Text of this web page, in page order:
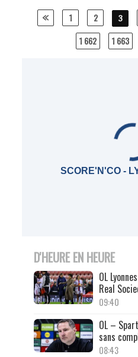
Posts
navigation
1 2 3
1 662 1 663
SCORE'N'CO -
D'HEURE EN HEURE
OL
Real
09:40
OL –
sans
08:43